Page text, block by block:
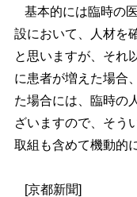
基本的には臨時の
設において、人材を
と思いますが、それ
に患者が増えた場合
た場合には、臨時の
ざいますので、そう
取組も含めて機動的
[京都新聞]